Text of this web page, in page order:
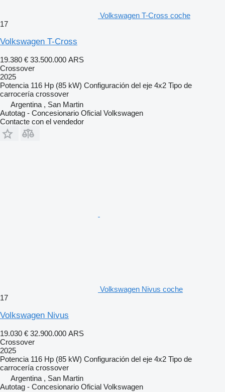
Volkswagen T-Cross coche
17
Volkswagen T-Cross
19.380 € 33.500.000 ARS
Crossover
2025
Potencia 116 Hp (85 kW) Configuración del eje 4x2 Tipo de
carrocería crossover
Argentina , San Martin
Autotag - Concesionario Oficial Volkswagen
Contacte con el vendedor
Volkswagen Nivus coche
17
Volkswagen Nivus
19.030 € 32.900.000 ARS
Crossover
2025
Potencia 116 Hp (85 kW) Configuración del eje 4x2 Tipo de
carrocería crossover
Argentina , San Martin
Autotag - Concesionario Oficial Volkswagen